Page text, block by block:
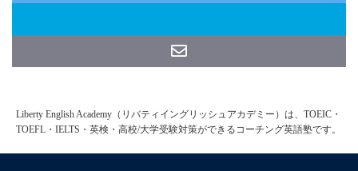
Liberty English Academy（リバティイングリッシュアカデミー）は、TOEIC・
TOEFL・IELTS・英検・高校/大学受験対策ができるコーチング英語塾です。